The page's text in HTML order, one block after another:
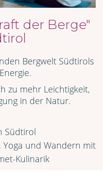
der Berge"
Bergwelt Südtirols
zu mehr Leichtigkeit,
in der Natur.
Südtirol
Yoga und Wandern mit
Kulinarik